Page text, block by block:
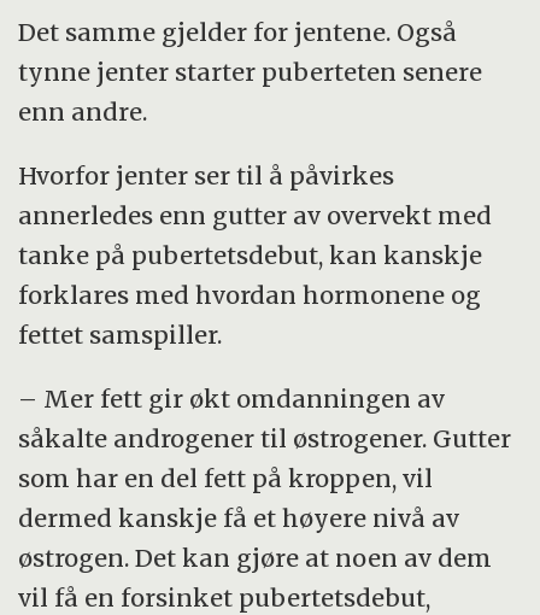
Det samme gjelder for jentene. Også
tynne jenter starter puberteten senere
enn andre.
Hvorfor jenter ser til å påvirkes
annerledes enn gutter av overvekt med
tanke på pubertetsdebut, kan kanskje
forklares med hvordan hormonene og
fettet samspiller.
– Mer fett gir økt omdanningen av
såkalte androgener til østrogener. Gutter
som har en del fett på kroppen, vil
dermed kanskje få et høyere nivå av
østrogen. Det kan gjøre at noen av dem
vil få en forsinket pubertetsdebut,